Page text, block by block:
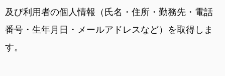
及び利用者の個人情報（氏名・住所・勤務先・電話
番号・生年月日・メールアドレスなど）を取得しま
す。